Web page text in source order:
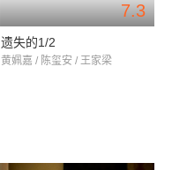
7.3
遗失的1/2
黄姵嘉 / 陈玺安 / 王家梁